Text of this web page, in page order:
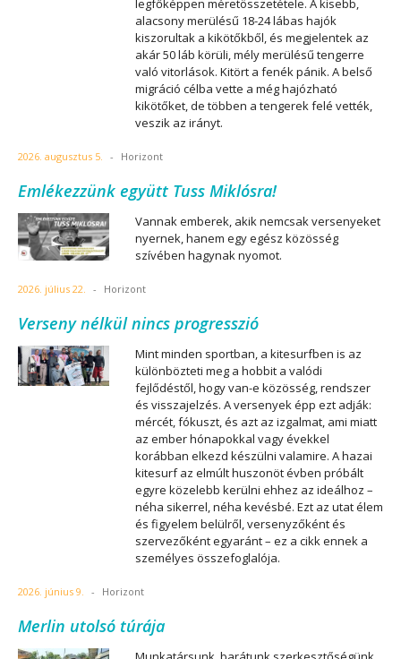
legfőképpen méretösszetétele. A kisebb,
alacsony merülésű 18-24 lábas hajók
kiszorultak a kikötőkből, és megjelentek az
akár 50 láb körüli, mély merülésű tengerre
való vitorlások. Kitört a fenék pánik. A belső
migráció célba vette a még hajózható
kikötőket, de többen a tengerek felé vették,
veszik az irányt.
2026. augusztus 5. - Horizont
Emlékezzünk együtt Tuss Miklósra!
Vannak emberek, akik nemcsak versenyeket
nyernek, hanem egy egész közösség
szívében hagynak nyomot.
2026. július 22. - Horizont
Verseny nélkül nincs progresszió
Mint minden sportban, a kitesurfben is az
különbözteti meg a hobbit a valódi
fejlődéstől, hogy van-e közösség, rendszer
és visszajelzés. A versenyek épp ezt adják:
mércét, fókuszt, és azt az izgalmat, ami miatt
az ember hónapokkal vagy évekkel
korábban elkezd készülni valamire. A hazai
kitesurf az elmúlt huszonöt évben próbált
egyre közelebb kerülni ehhez az ideálhoz –
néha sikerrel, néha kevésbé. Ezt az utat élem
és figyelem belülről, versenyzőként és
szervezőként egyaránt – ez a cikk ennek a
személyes összefoglalója.
2026. június 9. - Horizont
Merlin utolsó túrája